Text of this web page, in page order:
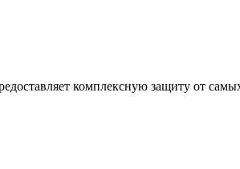
комплексную защиту от